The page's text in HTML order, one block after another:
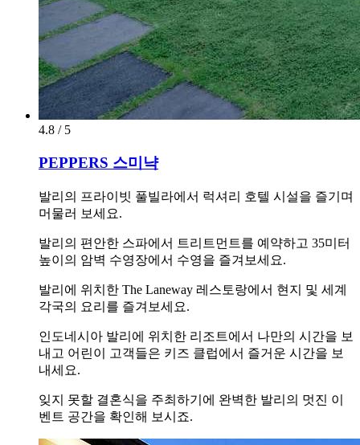
4.8 / 5
PEPPERS 스미냑
발리의 프라이빗 풀빌라에서 럭셔리 호텔 시설을 즐기며
머물러 보세요.
발리의 편안한 스파에서 트리트먼트를 예약하고 35미터
높이의 암벽 수영장에서 수영을 즐겨보세요.
발리에 위치한 The Laneway 레스토랑에서 현지 및 세계
각국의 요리를 즐겨보세요.
인도네시아 발리에 위치한 리조트에서 나만의 시간을 보
내고 어린이 고객들은 키즈 클럽에서 즐거운 시간을 보
내세요.
잊지 못할 결혼식을 주최하기에 완벽한 발리의 멋진 이
벤트 공간을 확인해 보시죠.